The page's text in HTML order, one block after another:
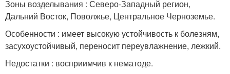
Зоны возделывания : Северо-Западный регион,
Дальний Восток, Поволжье, Центральное Черноземье.
Особенности : имеет высокую устойчивость к болезням,
засухоустойчивый, переносит переувлажнение, лежкий.
Недостатки : восприимчив к нематоде.